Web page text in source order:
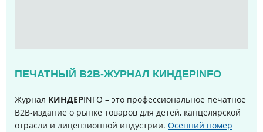
ПЕЧАТНЫЙ B2B-ЖУРНАЛ КИНДЕРINFO
Журнал КИНДЕРINFO – это профессиональное печатное
B2B-издание о рынке товаров для детей, канцелярской
отрасли и лицензионной индустрии. Осенний номер